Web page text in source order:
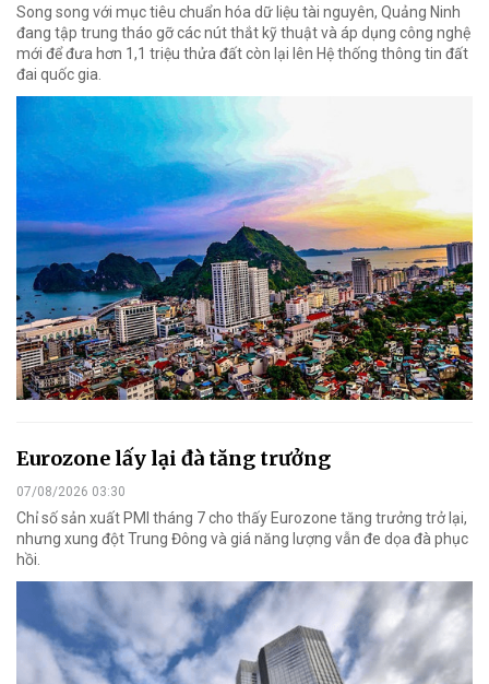
Song song với mục tiêu chuẩn hóa dữ liệu tài nguyên, Quảng Ninh
đang tập trung tháo gỡ các nút thắt kỹ thuật và áp dụng công nghệ
mới để đưa hơn 1,1 triệu thửa đất còn lại lên Hệ thống thông tin đất
đai quốc gia.
Eurozone lấy lại đà tăng trưởng
07/08/2026 03:30
Chỉ số sản xuất PMI tháng 7 cho thấy Eurozone tăng trưởng trở lại,
nhưng xung đột Trung Đông và giá năng lượng vẫn đe dọa đà phục
hồi.